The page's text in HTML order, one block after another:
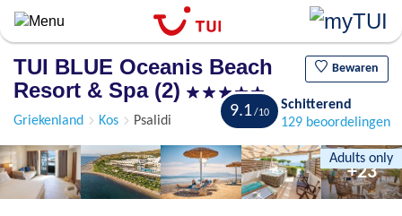
Overslaan
en
algemene
gaan
TUI BLUE Oceanis Beach
Resort & Spa (2)
Bewaren
Griekenland Kos Psalidi
Adults only
9.1
Schitterend
129 beoordelingen
+23